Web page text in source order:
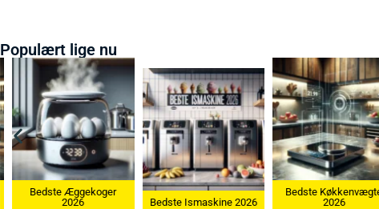
Populært lige nu
Bedste Æggekoger
2026
Bedste Ismaskine 2026
Bedste Køkkenvægte
2026